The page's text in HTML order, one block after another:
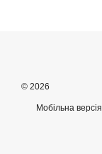
© 2026
Мобільна версія